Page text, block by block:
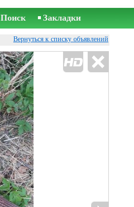
Поиск Закладки
Вернуться к списку объявлений